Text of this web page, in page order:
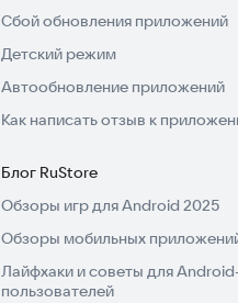
Сбой обновления приложений
Детский режим
Автообновление приложений
Как написать отзыв к
Блог RuStore
Обзоры игр для Android 2025
Обзоры мобильных
Лайфхаки и советы для
пользователей